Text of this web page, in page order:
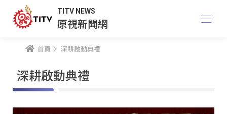
TITV NEWS
原視新聞網
首頁 深耕啟動典禮
深耕啟動典禮